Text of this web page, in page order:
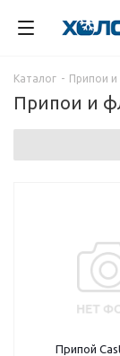
Каталог - Припои
Припои и